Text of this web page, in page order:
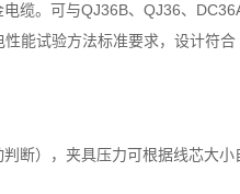
。可与QJ36B、QJ36、DC36A
能试验方法标准要求，设计符合
断），夹具压力可根据线芯大小